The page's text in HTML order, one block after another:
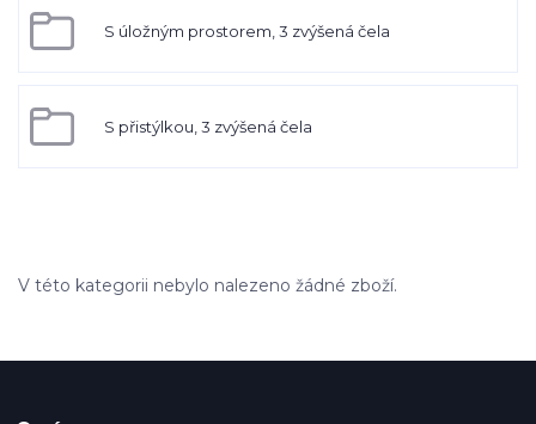
S úložným prostorem, 3 zvýšená čela
S přistýlkou, 3 zvýšená čela
V této kategorii nebylo nalezeno žádné zboží.